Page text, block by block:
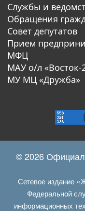
Службы и
Обращения
Совет депутатов
Прием
МФЦ
МАУ о/л «Восток-
МУ МЦ «Дружба»
© 2026
Сетевое издание
Федеральной
информационных